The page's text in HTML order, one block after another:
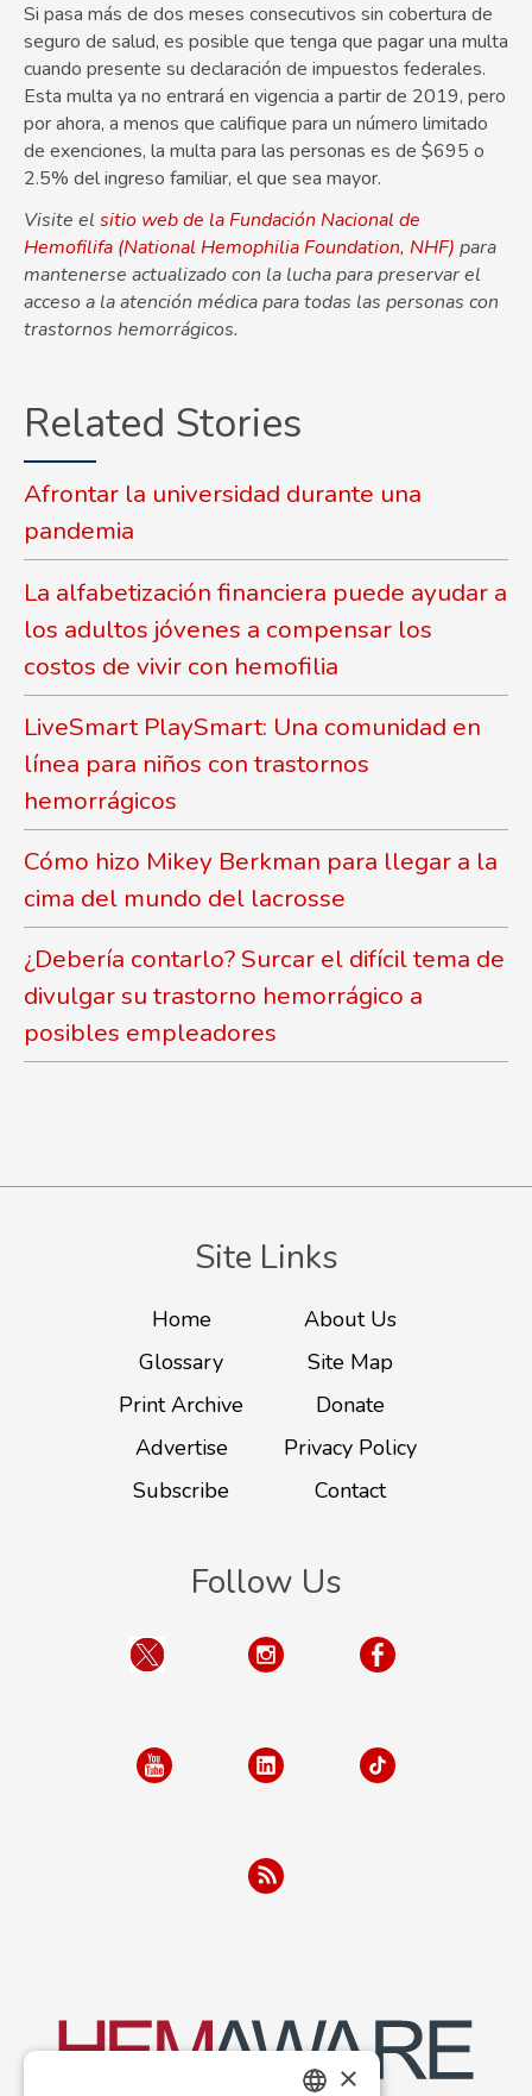
Si pasa más de dos meses consecutivos sin cobertura de
seguro de salud, es posible que tenga que pagar una multa
cuando presente su declaración de impuestos federales.
Esta multa ya no entrará en vigencia a partir de 2019, pero
por ahora, a menos que califique para un número limitado
de exenciones, la multa para las personas es de $695 o
2.5% del ingreso familiar, el que sea mayor.
Visite el sitio web de la Fundación Nacional de
Hemofilifa (National Hemophilia Foundation, NHF) para
mantenerse actualizado con la lucha para preservar el
acceso a la atención médica para todas las personas con
trastornos hemorrágicos.
Related Stories
Afrontar la universidad durante una
pandemia
La alfabetización financiera puede ayudar a
los adultos jóvenes a compensar los
costos de vivir con hemofilia
LiveSmart PlaySmart: Una comunidad en
línea para niños con trastornos
hemorrágicos
Cómo hizo Mikey Berkman para llegar a la
cima del mundo del lacrosse
¿Debería contarlo? Surcar el difícil tema de
divulgar su trastorno hemorrágico a
posibles empleadores
Site Links
Home
About Us
Glossary
Site Map
Print Archive
Donate
Advertise
Privacy Policy
Subscribe
Contact
Follow Us
×